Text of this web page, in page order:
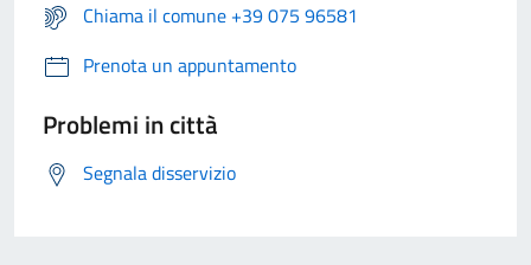
Chiama il comune +39 075 96581
Prenota un appuntamento
Problemi in città
Segnala disservizio